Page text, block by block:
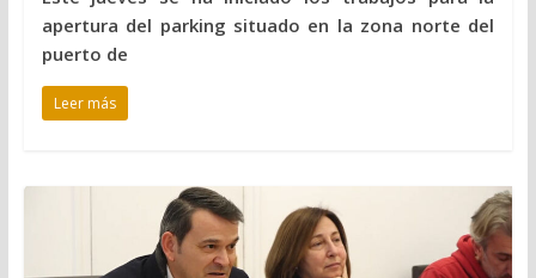
apertura del parking situado en la zona norte del
puerto de
Leer más